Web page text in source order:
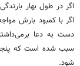
اگر در طول بهار
اگر با کمبود بارش
دست به دعا
سبب شده است که
شود.